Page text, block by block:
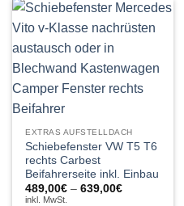
EXTRAS AUFSTELLDACH
Schiebefenster VW T5 T6
rechts Carbest
Beifahrerseite inkl. Einbau
489,00€ –639,00€Preisspanne:
inkl. MwSt.